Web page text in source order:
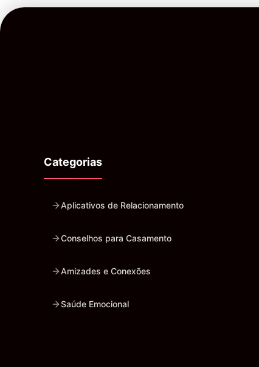
Categorias
Aplicativos de Relacionamento
Conselhos para Casamento
Amizades e Conexões
Saúde Emocional